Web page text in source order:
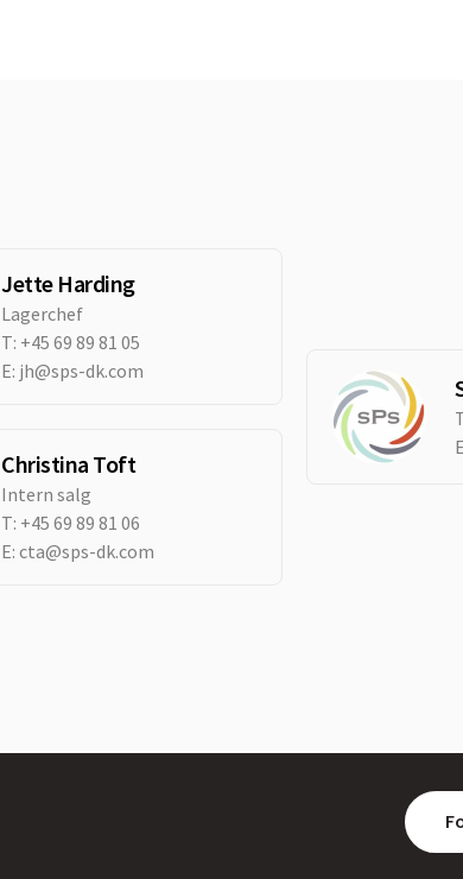
Jette Harding
Lagerchef
T: +45 69 89 81 05
E: jh@sps-dk.com
Christina Toft
Intern salg
T: +45 69 89 81 06
E:cta@sps-dk.com